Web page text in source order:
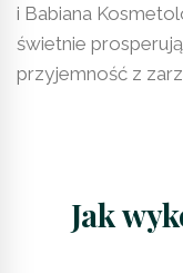
i Babiana
świetnie
przyjemność z
Jak